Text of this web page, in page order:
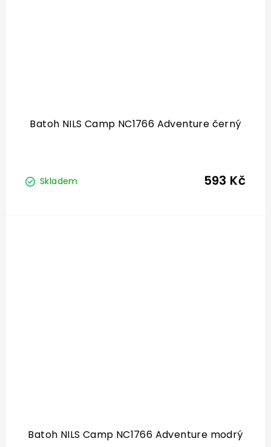
Batoh NILS Camp NC1766 Adventure černý
Skladem 593 Kč
Batoh NILS Camp NC1766 Adventure modrý